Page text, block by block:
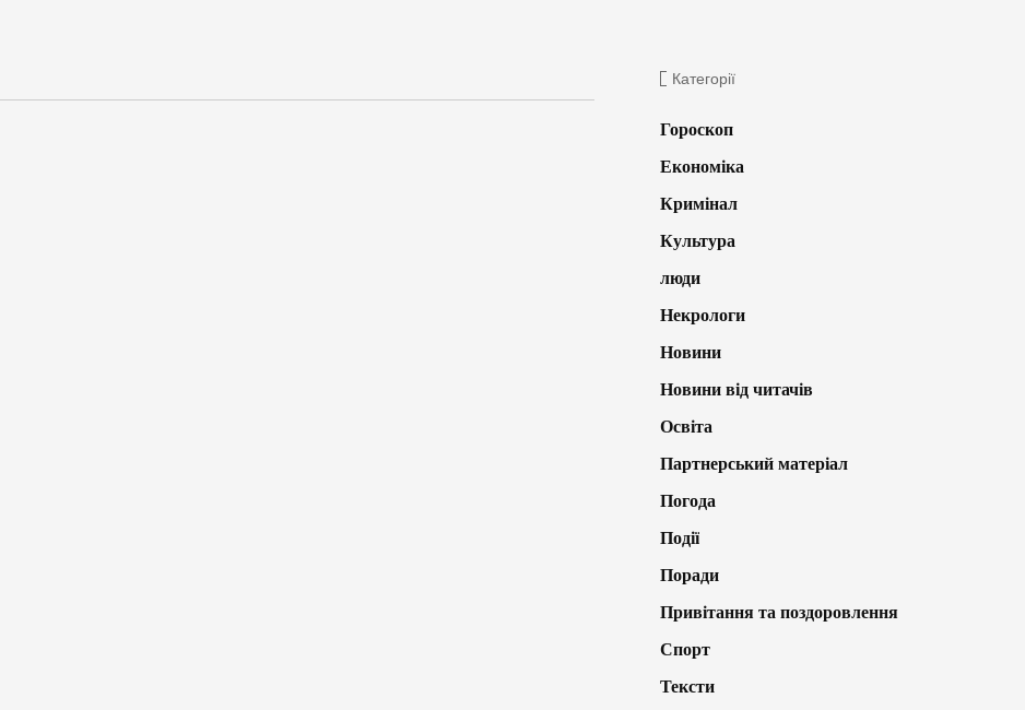
Категорії
Гороскоп
Економіка
Кримінал
Культура
люди
Некрологи
Новини
Новини від читачів
Освіта
Партнерський матеріал
Погода
Події
Поради
Привітання та поздоровлення
Спорт
Тексти